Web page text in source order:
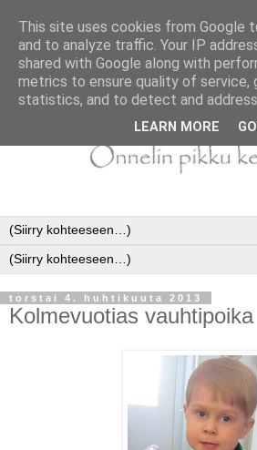
torstai 4. huhtikuuta 2013
Kolmevuotias vauhtipoika
This site uses cookies from Google
and to analyze traffic. Your IP
shared with Google along with
metrics to ensure quality of service,
statistics, and to detect and
LEARN MORE